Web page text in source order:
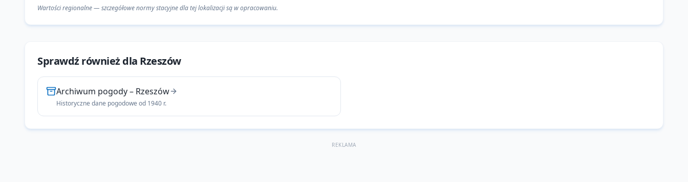
Wartości regionalne — szczegółowe normy stacyjne dla tej lokalizacji są w opracowaniu.
Sprawdź również dla Rzeszów
Archiwum pogody– Rzeszów
Historyczne dane pogodowe od 1940 r.
REKLAMA